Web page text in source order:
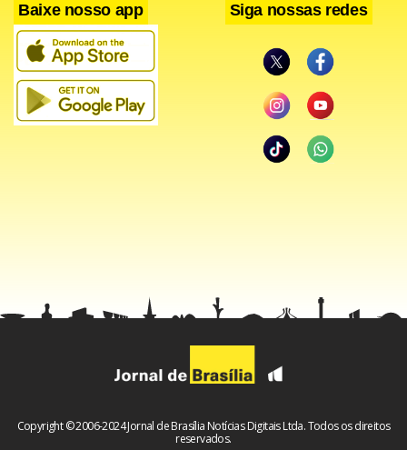
Baixe nosso app Siga nossas redes
Copyright © 2006-2024 Jornal de Brasília Notícias Digitais Ltda. Todos os direitos
reservados.